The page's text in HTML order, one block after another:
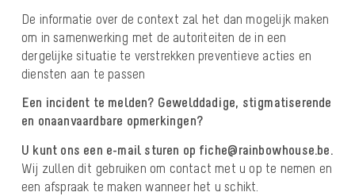
De informatie over de context zal het dan mogelijk maken
om in samenwerking met de autoriteiten de in een
dergelijke situatie te verstrekken preventieve acties en
diensten aan te passen
Een incident te melden? Gewelddadige, stigmatiserende
en onaanvaardbare opmerkingen?
U kunt ons een e-mail sturen op fiche@rainbowhouse.be.
Wij zullen dit gebruiken om contact met u op te nemen en
een afspraak te maken wanneer het u schikt.